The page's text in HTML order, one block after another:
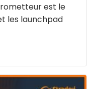
est le
les launchpad